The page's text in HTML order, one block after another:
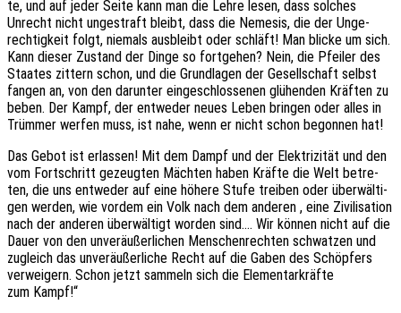
te, und auf jeder Seite kann man die Lehre lesen, dass solches
Unrecht nicht unge­straft bleibt, dass die Neme­sis, die der Unge­
rech­tig­keit folgt, niemals ausbleibt oder schläft! Man blicke um sich.
Kann dieser Zustand der Dinge so fort­ge­hen? Nein, die Pfei­ler des
Staa­tes zittern schon, und die Grund­la­gen der Gesell­schaft selbst
fangen an, von den darun­ter einge­schlos­se­nen glühen­den Kräf­ten zu
beben. Der Kampf, der entwe­der neues Leben brin­gen oder alles in
Trüm­mer werfen muss, ist nahe, wenn er nicht schon begon­nen hat!
Das Gebot ist erlas­sen! Mit dem Dampf und der Elek­tri­zi­tät und den
vom Fort­schritt gezeug­ten Mäch­ten haben Kräfte die Welt betre­
ten, die uns entwe­der auf eine höhere Stufe trei­ben oder über­wäl­ti­
gen werden, wie vordem ein Volk nach dem ande­ren , eine Zivi­li­sa­ti­on
nach der ande­ren über­wäl­tigt worden sind.… Wir können nicht auf die
Dauer von den unver­äu­ßer­li­chen Menschen­rech­ten schwat­zen und
zugleich das unver­äu­ßer­li­che Recht auf die Gaben des Schöp­fers
verwei­gern. Schon jetzt sammeln sich die Elemen­tar­kräf­te
zum Kampf!“